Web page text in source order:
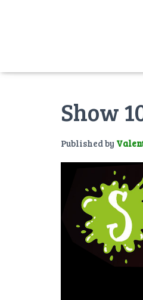
Show
Published by